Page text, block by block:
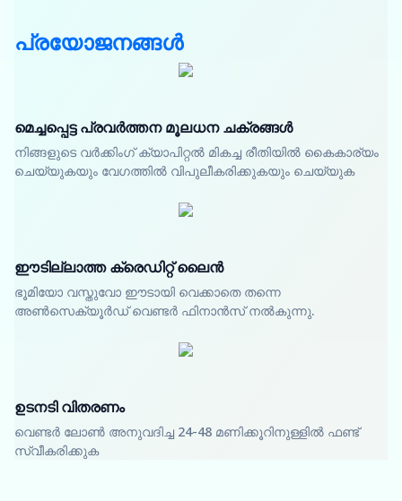
പ്രയോജനങ്ങൾ
മെച്ചപ്പെട്ട പ്രവർത്തന മൂലധന ചക്രങ്ങൾ
നിങ്ങളുടെ വർക്കിംഗ് ക്യാപിറ്റൽ മികച്ച രീതിയിൽ കൈകാര്യം
ചെയ്യുകയും വേഗത്തിൽ വിപുലീകരിക്കുകയും ചെയ്യുക
ഈടില്ലാത്ത ക്രെഡിറ്റ് ലൈൻ
ഭൂമിയോ വസ്തുവോ ഈടായി വെക്കാതെ തന്നെ
അൺസെക്യൂർഡ് വെണ്ടർ ഫിനാൻസ് നൽകുന്നു.
ഉടനടി വിതരണം
വെണ്ടർ ലോൺ അനുവദിച്ച 24-48 മണിക്കൂറിനുള്ളിൽ ഫണ്ട്
സ്വീകരിക്കുക